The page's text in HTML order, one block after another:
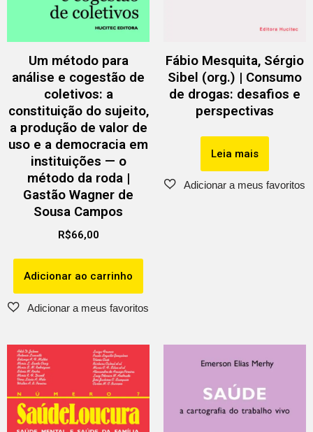
Um método para
análise e cogestão de
coletivos: a
constituição do sujeito,
a produção de valor de
uso e a democracia em
instituições — o
método da roda |
Gastão Wagner de
Sousa Campos
R$66,00
Adicionar ao carrinho
Fábio Mesquita, Sérgio
Sibel (org.) | Consumo
de drogas: desafios e
perspectivas
Leia mais